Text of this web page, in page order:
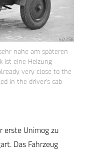
nahe am späteren
ist eine Heizung
very close to the
in the driver's cab
erste Unimog zu
Das Fahrzeug